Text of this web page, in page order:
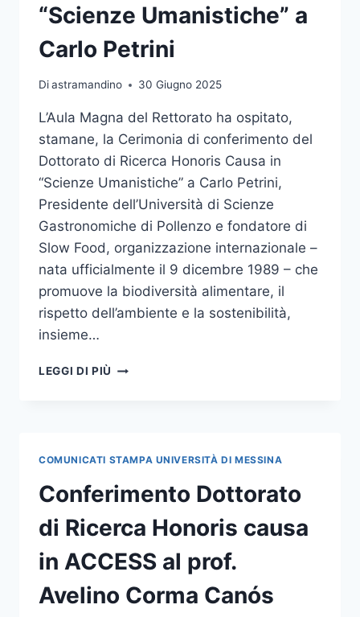
JOSÈ
RAMOS-
HORTA
“Scienze Umanistiche” a
Carlo Petrini
Diastramandino 30 Giugno 2025
L’Aula Magna del Rettorato ha ospitato,
stamane, la Cerimonia di conferimento del
Dottorato di Ricerca Honoris Causa in
“Scienze Umanistiche” a Carlo Petrini,
Presidente dell’Università di Scienze
Gastronomiche di Pollenzo e fondatore di
Slow Food, organizzazione internazionale –
nata ufficialmente il 9 dicembre 1989 – che
promuove la biodiversità alimentare, il
rispetto dell’ambiente e la sostenibilità,
insieme…
LEGGI DI PIÙ CONFERITO
UMANISTICHE”
A
PETRINI
COMUNICATI STAMPA UNIVERSITÀ DI MESSINA
Conferimento Dottorato
di Ricerca Honoris causa
in ACCESS al prof.
Avelino Corma Canós